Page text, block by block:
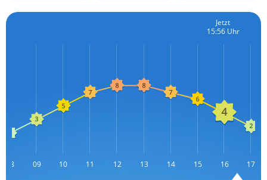
Jetzt
15:56 Uhr
08 09 10 11 12 13 14 15 16 17